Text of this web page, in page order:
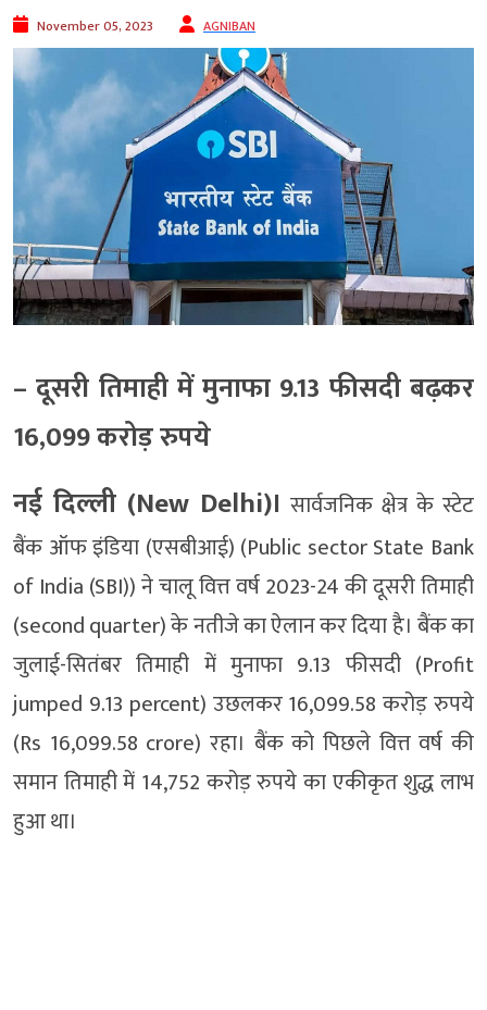
November 05, 2023 AGNIBAN
– दूसरी तिमाही में मुनाफा 9.13 फीसदी बढ़कर
16,099 करोड़ रुपये
नई दिल्ली (New Delhi)। सार्वजनिक क्षेत्र के स्टेट
बैंक ऑफ इंडिया (एसबीआई) (Public sector State Bank
of India (SBI)) ने चालू वित्त वर्ष 2023-24 की दूसरी तिमाही
(second quarter) के नतीजे का ऐलान कर दिया है। बैंक का
जुलाई-सितंबर तिमाही में मुनाफा 9.13 फीसदी (Profit
jumped 9.13 percent) उछलकर 16,099.58 करोड़ रुपये
(Rs 16,099.58 crore) रहा। बैंक को पिछले वित्त वर्ष की
समान तिमाही में 14,752 करोड़ रुपये का एकीकृत शुद्ध लाभ
हुआ था।